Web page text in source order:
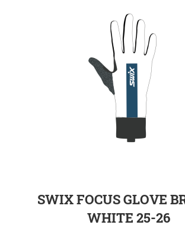
SWIX FOCUS GLOVE
WHITE 25-26
ZUR DETAILSEITE